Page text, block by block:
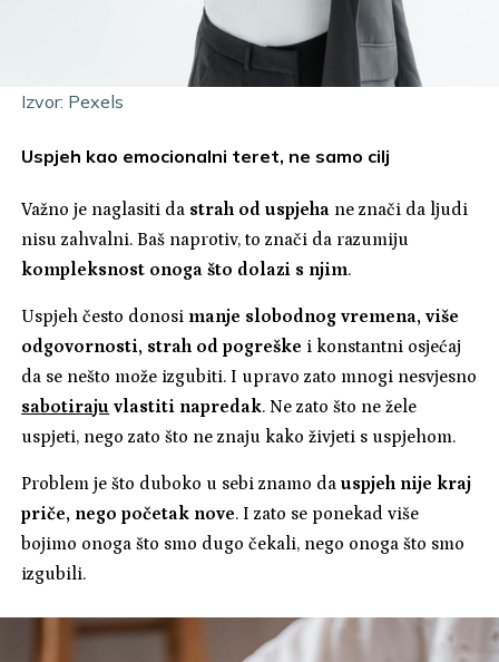
Izvor: Pexels
Uspjeh kao emocionalni teret, ne samo cilj
Važno je naglasiti da strah od uspjeha ne znači da ljudi
nisu zahvalni. Baš naprotiv, to znači da razumiju
kompleksnost onoga što dolazi s njim.
Uspjeh često donosi manje slobodnog vremena, više
odgovornosti, strah od pogreške i konstantni osjećaj
da se nešto može izgubiti. I upravo zato mnogi nesvjesno
sabotiraju vlastiti napredak. Ne zato što ne žele
uspjeti, nego zato što ne znaju kako živjeti s uspjehom.
Problem je što duboko u sebi znamo dauspjeh nije kraj
priče, nego početak nove. I zato se ponekad više
bojimo onoga što smo dugo čekali, nego onoga što smo
izgubili.